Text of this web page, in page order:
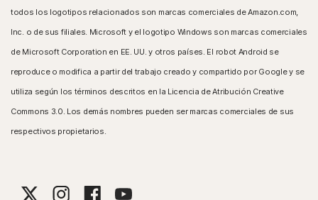
todos los logotipos relacionados son marcas comerciales de Amazon.com,
Inc. o de sus filiales. Microsoft y el logotipo Windows son marcas comerciales
de Microsoft Corporation en EE. UU. y otros países. El robot Android se
reproduce o modifica a partir del trabajo creado y compartido por Google y se
utiliza según los términos descritos en la Licencia de Atribución Creative
Commons 3.0. Los demás nombres pueden ser marcas comerciales de sus
respectivos propietarios.